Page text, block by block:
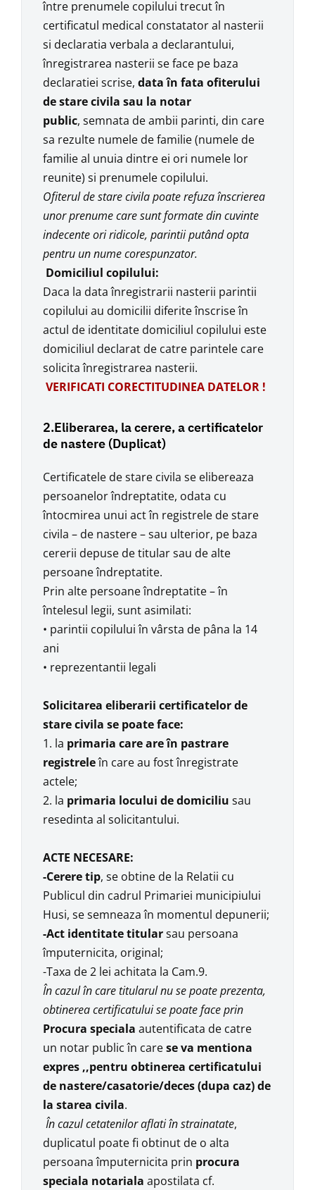
între prenumele copilului trecut în
certificatul medical constatator al nasterii
si declaratia verbala a declarantului,
înregistrarea nasterii se face pe baza
declaratiei scrise, data în fata ofiterului
de stare civila sau la notar
public, semnata de ambii parinti, din care
sa rezulte numele de familie (numele de
familie al unuia dintre ei ori numele lor
reunite) si prenumele copilului.
Ofiterul de stare civila poate refuza înscrierea
unor prenume care sunt formate din cuvinte
indecente ori ridicole, parintii putând opta
pentru un nume corespunzator.
Domiciliul copilului:
Daca la data înregistrarii nasterii parintii
copilului au domicilii diferite înscrise în
actul de identitate domiciliul copilului este
domiciliul declarat de catre parintele care
solicita înregistrarea nasterii.
VERIFICATI CORECTITUDINEA DATELOR !
2.Eliberarea, la cerere, a certificatelor
de nastere (Duplicat)
Certificatele de stare civila se elibereaza
persoanelor îndreptatite, odata cu
întocmirea unui act în registrele de stare
civila – de nastere – sau ulterior, pe baza
cererii depuse de titular sau de alte
persoane îndreptatite.
Prin alte persoane îndreptatite – în
întelesul legii, sunt asimilati:
• parintii copilului în vârsta de pâna la 14
ani
• reprezentantii legali
Solicitarea eliberarii certificatelor de
stare civila se poate face:
1. la primaria care are în pastrare
registreleîn care au fost înregistrate
actele;
2. la primaria locului de domiciliu sau
resedinta al solicitantului.
ACTE NECESARE:
-Cerere tip, se obtine de la Relatii cu
Publicul din cadrul Primariei municipiului
Husi, se semneaza în momentul depunerii;
-Act identitate titularsau persoana
împuternicita, original;
-Taxa de 2 lei achitata la Cam.9.
În cazul în care titularul nu se poate prezenta,
obtinerea certificatului se poate face prin
Procura speciala autentificata de catre
un notar public în carese va mentiona
expres ,,pentru obtinerea certificatului
de nastere/casatorie/deces (dupa caz) de
la starea civila.
În cazul cetatenilor aflati în strainatate,
duplicatul poate fi obtinut de o alta
persoana împuternicita prin procura
speciala notariala apostilata cf.